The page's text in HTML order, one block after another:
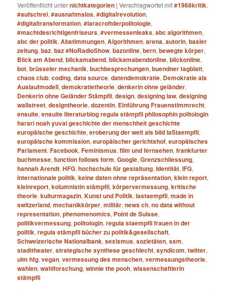
Veröffentlicht unternichtkategorien |Verschlagwortet mit#1968kritik,
#aufschrei,#ausnahmslos,#digitalrevolution,
#digitaltransformation,#laracroftderpolitologie,
#machtdesrichtigenfriseurs,#vermessenleaks,abc algorithmen,
abc der politik,Abstimmungen,Algorithmen,arena,autorin,basler
zeitung,baz,baz #NoRadioShow,bazonline,bern,bewegte körper,
Blick am Abend,blickamabend,blickamabendonline,blickonline,
bot,brüsseler mechanik,buchbesprechungen,buendner tagblatt,
chaos club,coding,data source,datendemokratie, Demokratie als
Auslaufmodell,demokratietheorie,denkerin ohne geländer,
Denkerin ohne Geländer Stämpfli,design,designing law,designing
wallstreet,designtheorie,dozentin, Einführung Frauenstimmrecht,
ensuite,ensuite literaturblog regula stämpfli philosophin politologin
harari noah yuval geschichte der menschheit geschichte
europäische geschichte,eroberung der welt als bild laStaempfli,
europäische kommission,europäischer gerichtshof,europäisches
Parlament,Facebook,Feminismus,film und fernsehen,frankfurter
buchmesse,function follows form,Google,Grenzschliessung,
hannah Arendt,HFG,hochschule für gestaltung,Identität,IFG,
internationale politik,keine daten ohne repräsentation,klein report,
kleinreport,kolumnistin stämpfli,körpervermessung,kritische
theorie,kulturmagazin,Kunst und Politik,lastaempfli,made in
switzerland,mechanikkörper,militär,news ch,no data without
representation,phenomenomics, Point de Suisse,
politikvermessung,politologin,regula staempfli frauen in der
politik,regula stämpfli bücher zu politik&gesellschaft,
Schweizerische Nationalbank,sexismus,sozietäten,ssm,
stadttheater,strategische synthese geschlecht,syndicom,twitter,
ulm hfg,vegan,vermessung des menschen,vermessungstheorie,
wahlen,wahlforschung,winnie the pooh,wissenschaftlerin
stämpfli